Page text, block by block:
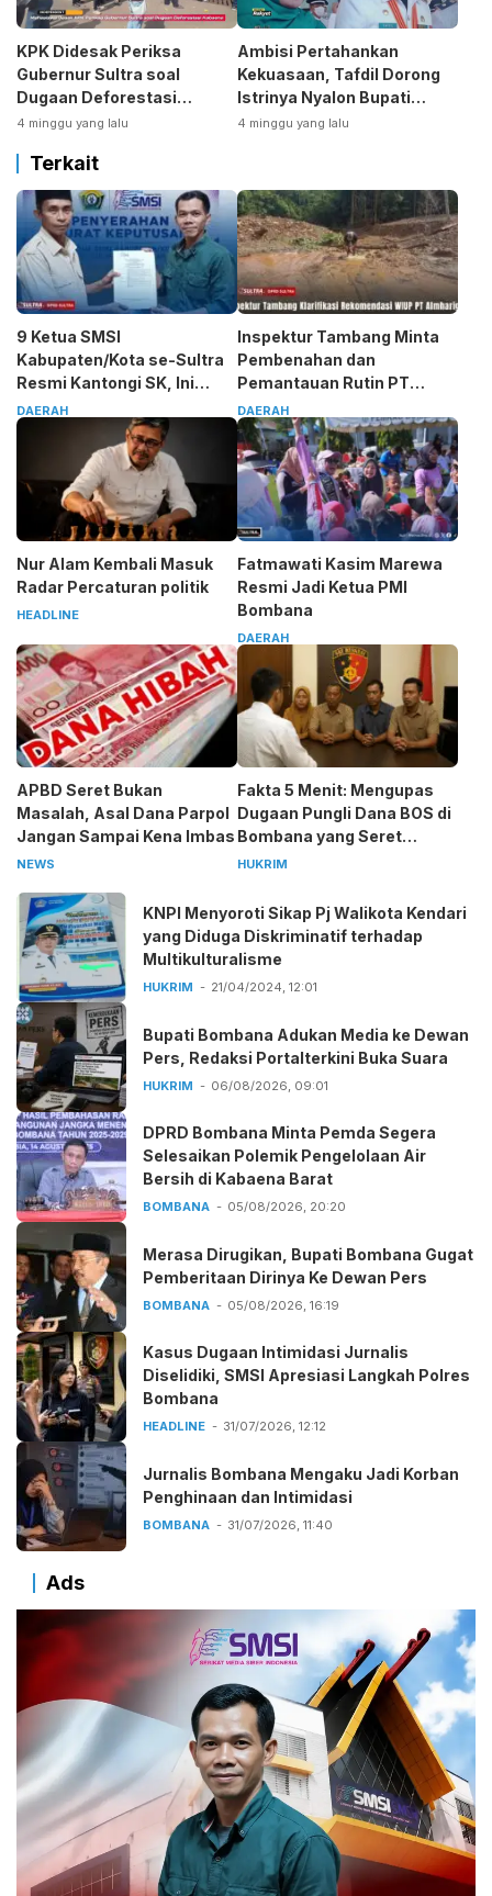
KPK Didesak Periksa
Gubernur Sultra soal
Dugaan Deforestasi
Kabaen
4 minggu yang lalu
Ambisi Pertahankan
Kekuasaan, Tafdil Dorong
Istrinya Nyalon Bupati
Bombana
4 minggu yang lalu
Terkait
9 Ketua SMSI
Kabupaten/Kota se-Sultra
Resmi Kantongi SK, Ini
Pesan Tegas Sarjono
DAERAH
Inspektur Tambang Minta
Pembenahan dan
Pemantauan Rutin PT
Almharig
DAERAH
Nur Alam Kembali Masuk
Radar Percaturan politik
HEADLINE
Fatmawati Kasim Marewa
Resmi Jadi Ketua PMI
Bombana
DAERAH
APBD Seret Bukan
Masalah, Asal Dana Parpol
Jangan Sampai Kena Imbas
NEWS
Fakta 5 Menit: Mengupas
Dugaan Pungli Dana BOS di
Bombana yang Seret
Kepala Sekolah
HUKRIM
KNPI Menyoroti Sikap Pj Walikota Kendari
yang Diduga Diskriminatif terhadap
Multikulturalisme
HUKRIM 21/04/2024, 12:01
Bupati Bombana Adukan Media ke Dewan
Pers, Redaksi Portalterkini Buka Suara
HUKRIM 06/08/2026, 09:01
DPRD Bombana Minta Pemda Segera
Selesaikan Polemik Pengelolaan Air
Bersih di Kabaena Barat
BOMBANA 05/08/2026, 20:20
Merasa Dirugikan, Bupati Bombana Gugat
Pemberitaan Dirinya Ke Dewan Pers
BOMBANA 05/08/2026, 16:19
Kasus Dugaan Intimidasi Jurnalis
Diselidiki, SMSI Apresiasi Langkah Polres
Bombana
HEADLINE 31/07/2026, 12:12
Jurnalis Bombana Mengaku Jadi Korban
Penghinaan dan Intimidasi
BOMBANA 31/07/2026, 11:40
Ads